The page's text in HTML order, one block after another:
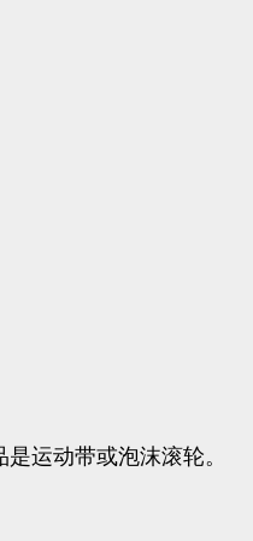
运动带或泡沫滚轮。